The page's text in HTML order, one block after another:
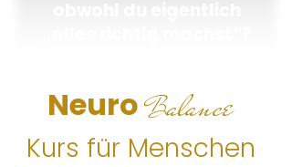
NeuroBalance
Kurs für Menschen